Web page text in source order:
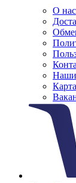
О нас
Наши